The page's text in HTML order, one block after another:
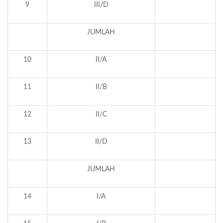
9 III/D
JUMLAH
10 II/A
11 II/B
12 II/C
13 II/D
JUMLAH
14 I/A